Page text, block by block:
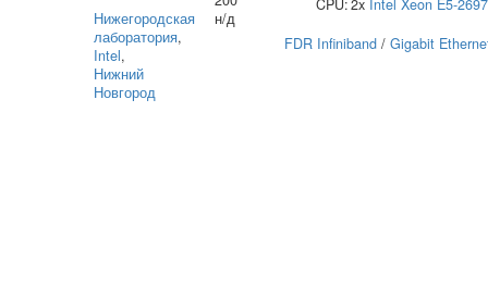
Нижегородская
лаборатория,
Intel,
Нижний
Новгород
н/д
CPU:2x Intel Xeon E5-
FDR Infiniband / Gigabit